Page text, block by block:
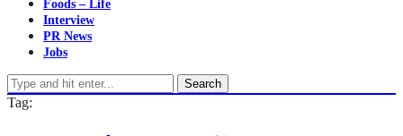
Foods – Life
Interview
PR News
Jobs
Search
Tag: